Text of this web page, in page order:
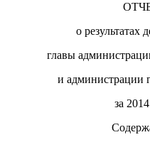
о результатах
главы
и администрации
за